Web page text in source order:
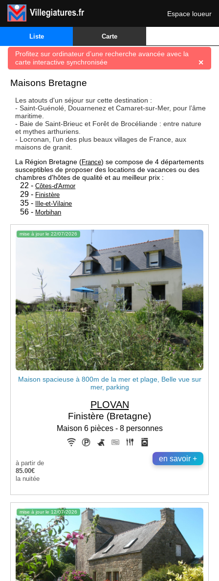
Espace loueur
Liste Carte
Profitez sur ordinateur d’une recherche avancée avec la
carte interactive synchronisée
✕
Maisons Bretagne
Les atouts d'un séjour sur cette destination :
- Saint-Guénolé, Douarnenez et Camaret-sur-Mer, pour l’âme
maritime.
- Baie de Saint-Brieuc et Forêt de Brocéliande : entre nature
et mythes arthuriens.
- Locronan, l’un des plus beaux villages de France, aux
maisons de granit.
La Région Bretagne (France) se compose de 4 départements
susceptibles de proposer des locations de vacances ou des
chambres d'hôtes de qualité et au meilleur prix :
22 -Côtes-d'Armor
29 - Finistère
35 - Ille-et-Vilaine
56 - Morbihan
mise à jour le 22/07/2026
v
Maison spacieuse à 800m de la mer et plage, Belle vue sur
mer, parking
PLOVAN
Finistère (Bretagne)
Maison 6 pièces - 8 personnes
à partir de
85.00€
la nuitée
en savoir +
mise à jour le 12/07/2026